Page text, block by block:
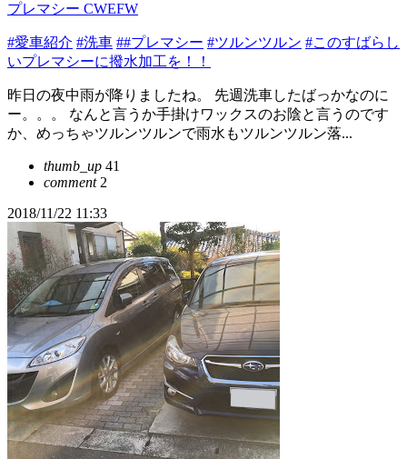
プレマシー CWEFW
#愛車紹介 #洗車 ##プレマシー #ツルンツルン #このすばらし
いプレマシーに撥水加工を！！
昨日の夜中雨が降りましたね。 先週洗車したばっかなのに
ー。。。 なんと言うか手掛けワックスのお陰と言うのです
か、めっちゃツルンツルンで雨水もツルンツルン落...
thumb_up 41
comment2
2018/11/22 11:33